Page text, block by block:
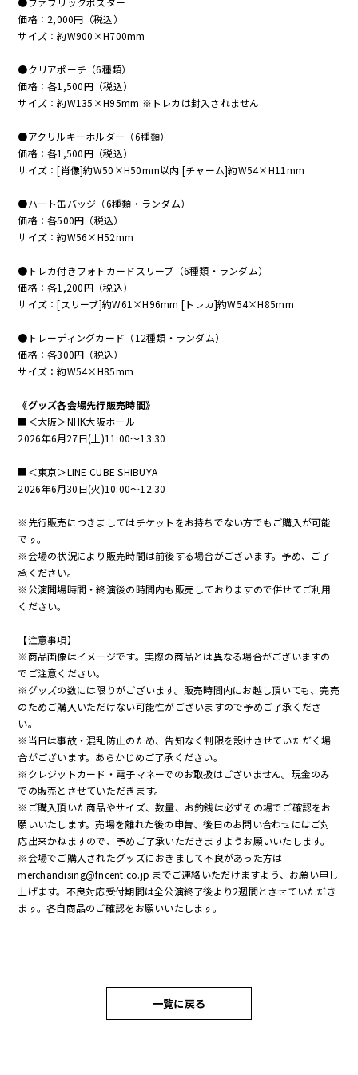
価格：2,000円（税込）
サイズ：約W900×H700mm
●クリアポーチ（6種類）
価格：各1,500円（税込）
サイズ：約W135×H95mm ※トレカは封入されません
●アクリルキーホルダー（6種類）
価格：各1,500円（税込）
サイズ：[肖像]約W50×H50mm以内 [チャーム]約W54×H11mm
●ハート缶バッジ（6種類・ランダム）
価格：各500円（税込）
サイズ：約W56×H52mm
●トレカ付きフォトカードスリーブ（6種類・ランダム）
価格：各1,200円（税込）
サイズ：[スリーブ]約W61×H96mm [トレカ]約W54×H85mm
●トレーディングカード（12種類・ランダム）
価格：各300円（税込）
サイズ：約W54×H85mm
《グッズ各会場先行販売時間》
■＜大阪＞NHK大阪ホール
2026年6月27日(土)11:00～13:30
■＜東京＞LINE CUBE SHIBUYA
2026年6月30日(火)10:00～12:30
※先行販売につきましてはチケットをお持ちでない方でもご購入が可能
です。
※会場の状況により販売時間は前後する場合がございます。予め、ご了
承ください。
※公演開場時間・終演後の時間内も販売しておりますので併せてご利用
ください。
【注意事項】
※商品画像はイメージです。実際の商品とは異なる場合がございますの
でご注意ください。
※グッズの数には限りがございます。販売時間内にお越し頂いても、完売
のためご購入いただけない可能性がございますので予めご了承くださ
い。
※当日は事故・混乱防止のため、告知なく制限を設けさせていただく場
合がございます。あらかじめご了承ください。
※クレジットカード・電子マネーでのお取扱はございません。現金のみ
での販売とさせていただきます。
※ご購入頂いた商品やサイズ、数量、お釣銭は必ずその場でご確認をお
願いいたします。売場を離れた後の申告、後日のお問い合わせにはご対
応出来かねますので、予めご了承いただきますようお願いいたします。
※会場でご購入されたグッズにおきまして不良があった方は
merchandising@fncent.co.jp までご連絡いただけますよう、お願い申し
上げます。不良対応受付期間は全公演終了後より2週間とさせていただき
ます。各自商品のご確認をお願いいたします。
一覧に戻る